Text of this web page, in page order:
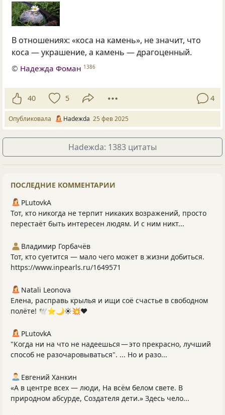
В отношениях: «коса на камень», не значит, что
коса — украшение, а камень — драгоценный.
© Надежда Фоман 1386
40 5 4
Опубликовала Нadeжda 25 фев 2025
Нadeжda: 1383 цитаты
ПОСЛЕДНИЕ КОММЕНТАРИИ
PLutоvkА
Тот, кто никогда не терпит никаких возражений, просто
перестаёт быть интересен людям. И с ним никт...
Владимир Горбачёв
Тот, кто суетится — мало чего может в жизни добиться.
https://www.inpearls.ru/1649571
Natali Leonova
Елена, расправь крылья и ищи соё счастье в свободном
полёте! 🕊️⭐️🌙☀💥♥️
PLutоvkА
"Когда ни на что не надеешься — это прекрасно, лучший
способ не разочаровываться". ... Но и разо...
Евгений Ханкин
«А в центре всех — люди, На всём белом свете. В
природном абсурде, Создателя дети.» Здесь чело...